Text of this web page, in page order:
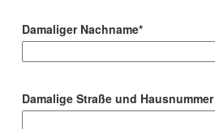
Damaliger Nachname*
Damalige Straße und Hausnummer